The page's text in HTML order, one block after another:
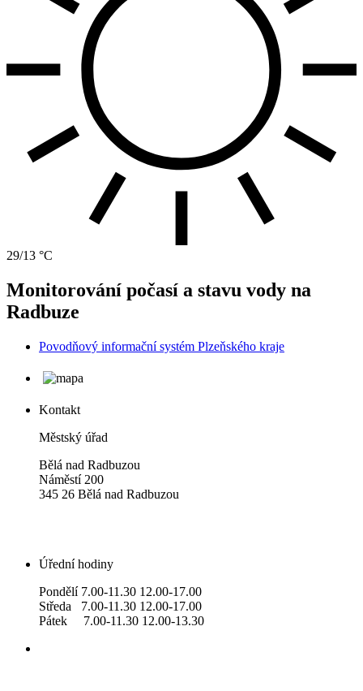
29/13 °C
Monitorování počasí a stavu vody na
Radbuze
Povodňový informační systém Plzeňského kraje
Kontakt
Městský úřad
Bělá nad Radbuzou
Náměstí 200
345 26 Bělá nad Radbuzou
Úřední hodiny
Pondělí 7.00-11.30 12.00-17.00
Středa 7.00-11.30 12.00-17.00
Pátek 7.00-11.30 12.00-13.30